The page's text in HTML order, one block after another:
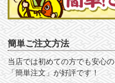
簡単ご注文方法
当店では初めての方でも安心の
「簡単注文」が好評です！